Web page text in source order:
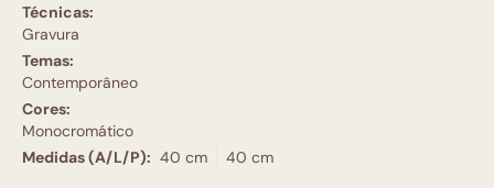
Técnicas:
Gravura
Temas:
Contemporâneo
Cores:
Monocromático
Medidas (A/L/P): 40 cm 40 cm